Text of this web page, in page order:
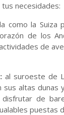
necesidades:
como la Suiza
de los
de
al suroeste de
sus altas
de
puestas